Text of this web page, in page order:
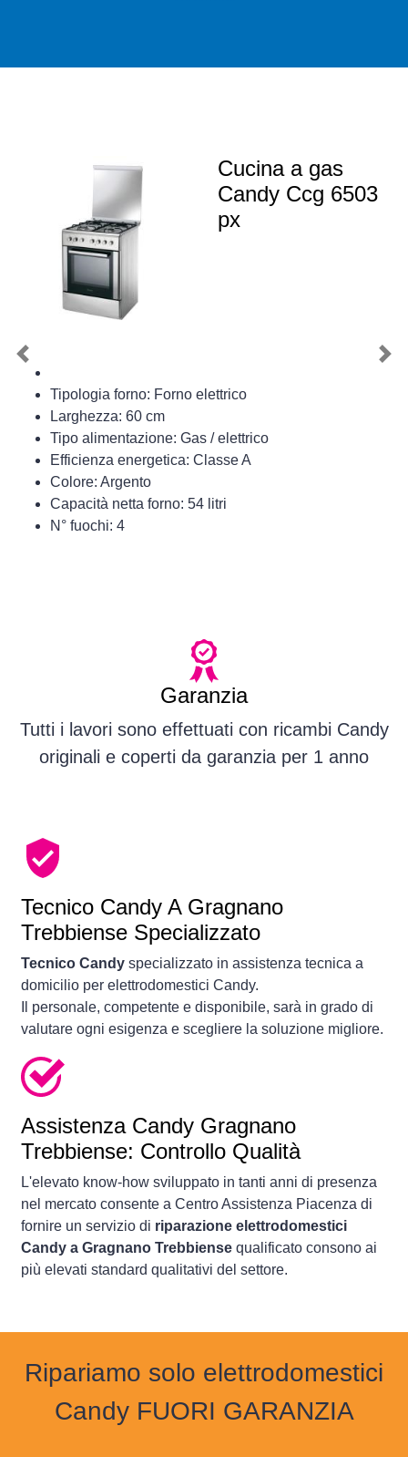
Cucina a gas
Candy Ccg 6503
px
Tipologia forno: Forno elettrico
Larghezza: 60 cm
Tipo alimentazione: Gas / elettrico
Efficienza energetica: Classe A
Colore: Argento
Capacità netta forno: 54 litri
N° fuochi: 4
Previous
Garanzia
Tutti i lavori sono effettuati con ricambi Candy
originali e coperti da garanzia per 1 anno
Tecnico Candy A Gragnano
Trebbiense Specializzato
Tecnico Candy specializzato in assistenza tecnica a
domicilio per elettrodomestici Candy.
Il personale, competente e disponibile, sarà in grado di
valutare ogni esigenza e scegliere la soluzione migliore.
Assistenza Candy Gragnano
Trebbiense: Controllo Qualità
L'elevato know-how sviluppato in tanti anni di presenza
nel mercato consente a Centro Assistenza Piacenza di
fornire un servizio di riparazione elettrodomestici
Candy a Gragnano Trebbiense qualificato consono ai
più elevati standard qualitativi del settore.
Ripariamo solo elettrodomestici
Candy FUORI GARANZIA